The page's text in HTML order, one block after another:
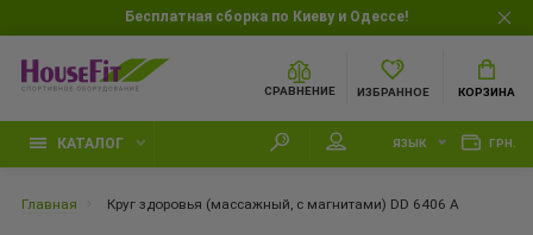
Бесплатная сборка по Киеву и Одессе!
СРАВНЕНИЕ ИЗБРАННОЕ КОРЗИНА
КАТАЛОГ ЯЗЫК ГРН.
Главная Круг здоровья (массажный, с магнитами) DD 6406 A